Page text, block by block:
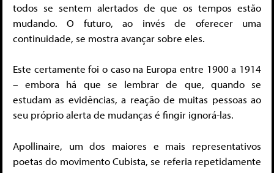
todos se sentem alertados de que os tempos estão
mudando. O futuro, ao invés de oferecer uma
continuidade, se mostra avançar sobre eles.
Este certamente foi o caso na Europa entre 1900 a 1914
– embora há que se lembrar de que, quando se
estudam as evidências, a reação de muitas pessoas ao
seu próprio alerta de mudanças é fingir ignorá-las.
Apollinaire, um dos maiores e mais representativos
poetas do movimento Cubista, se referia repetidamente